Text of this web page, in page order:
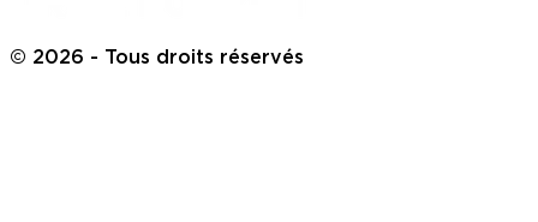
© 2026 - Tous droits réservés